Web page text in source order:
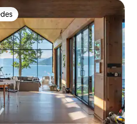
dos hóspedes